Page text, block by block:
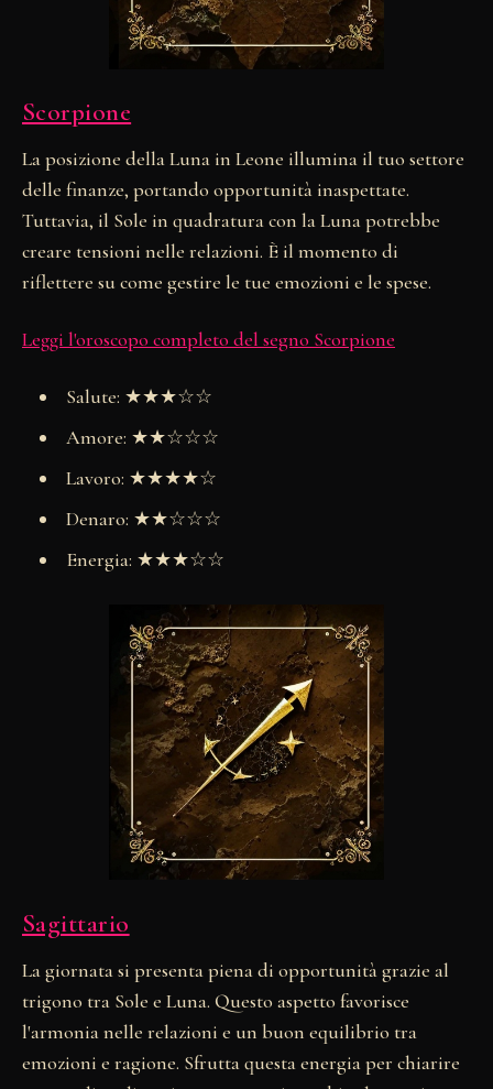
Scorpione
La posizione della Luna in Leone illumina il tuo settore
delle finanze, portando opportunità inaspettate.
Tuttavia, il Sole in quadratura con la Luna potrebbe
creare tensioni nelle relazioni. È il momento di
riflettere su come gestire le tue emozioni e le spese.
Leggi l'oroscopo completo del segno Scorpione
Salute: ★★★☆☆
Amore: ★★☆☆☆
Lavoro: ★★★★☆
Denaro: ★★☆☆☆
Energia: ★★★☆☆
Sagittario
La giornata si presenta piena di opportunità grazie al
trigono tra Sole e Luna. Questo aspetto favorisce
l'armonia nelle relazioni e un buon equilibrio tra
emozioni e ragione. Sfrutta questa energia per chiarire